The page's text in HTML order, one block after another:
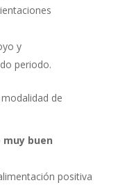
y
periodo.
de
buen
positiva